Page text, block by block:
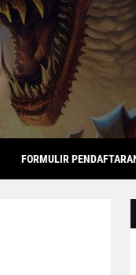
FORMULIR